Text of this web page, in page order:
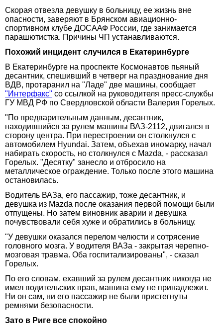
Cкорая отвезла девушку в больницу, ее жизнь вне
опасности, заверяют в Брянском авиационно-
спортивном клубе ДОСААФ России, где занимается
парашютистка. Причины ЧП устанавливаются.
Похожий инцидент случился в Екатеринбурге
В Екатеринбурге на проспекте Космонавтов пьяный
десантник, спешивший в четверг на празднование дня
ВДВ, протаранил на "Ладе" две машины, сообщает
"Интерфакс" со ссылкой на руководителя пресс-службы
ГУ МВД РФ по Свердловской области Валерия Горелых.
"По предварительным данным, десантник,
находившийся за рулем машины ВАЗ-2112, двигался в
сторону центра. При перестроении он столкнулся с
автомобилем Hyundai. Затем, объехав иномарку, начал
набирать скорость, но столкнулся с Mazda, - рассказал
Горелых. "Десятку" занесло и отбросило на
металлическое ограждение. Только после этого машина
остановилась.
Водитель ВАЗа, его пассажир, тоже десантник, и
девушка из Mazda после оказания первой помощи были
отпущены. Но затем виновник аварии и девушка
почувствовали себя хуже и обратились в больницу.
"У девушки оказался перелом челюсти и сотрясение
головного мозга. У водителя ВАЗа - закрытая черепно-
мозговая травма. Оба госпитализированы", - сказал
Горелых.
По его словам, ехавший за рулем десантник никогда не
имел водительских прав, машина ему не принадлежит.
Ни он сам, ни его пассажир не были пристегнуты
ремнями безопасности.
Зато в Риге все спокойно